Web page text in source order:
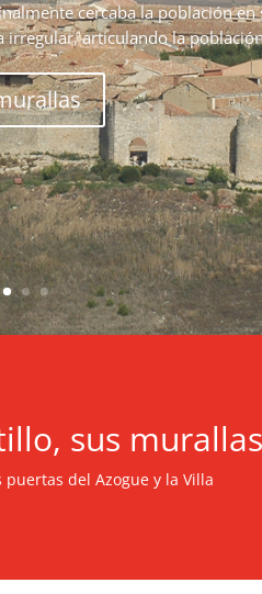
cercaba la población
irregular, articulando la
sus murallas
del Azogue y la Villa